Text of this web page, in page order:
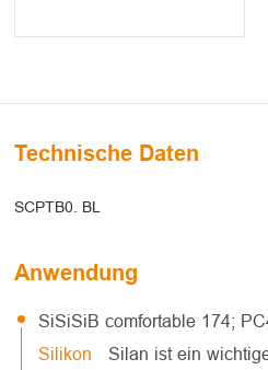
Technische Daten
SCPTB0. BL
Anwendung
SiSiSiB comfortable 174;
Silikon
Silan ist ein